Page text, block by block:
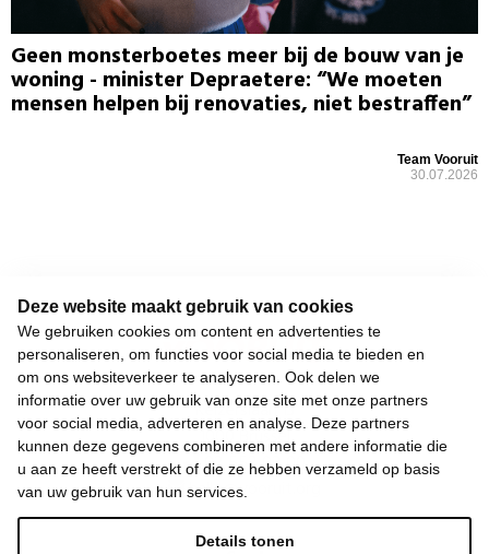
Deze website maakt gebruik van cookies
We gebruiken cookies om content en advertenties te
personaliseren, om functies voor social media te bieden en
om ons websiteverkeer te analyseren. Ook delen we
informatie over uw gebruik van onze site met onze partners
voor social media, adverteren en analyse. Deze partners
kunnen deze gegevens combineren met andere informatie die
u aan ze heeft verstrekt of die ze hebben verzameld op basis
van uw gebruik van hun services.
Details tonen
Geen monsterboetes meer bij de bouw van je
woning - minister Depraetere: “We moeten
mensen helpen bij renovaties, niet bestraffen”
Team Vooruit
30.07.2026
Keizerslaan 13
1000 Brussel
02 552 02 00
hallo@vooruit.org